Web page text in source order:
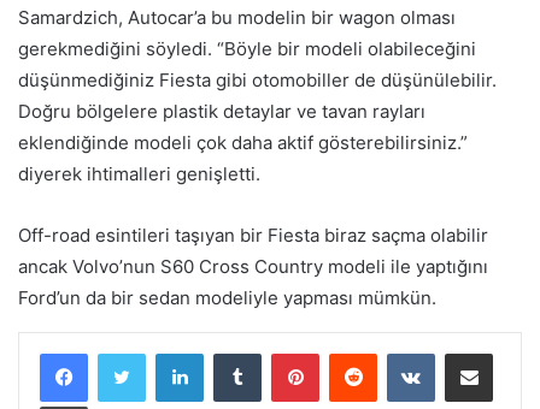
Samardzich, Autocar’a bu modelin bir wagon olması
gerekmediğini söyledi. “Böyle bir modeli olabileceğini
düşünmediğiniz Fiesta gibi otomobiller de düşünülebilir.
Doğru bölgelere plastik detaylar ve tavan rayları
eklendiğinde modeli çok daha aktif gösterebilirsiniz.”
diyerek ihtimalleri genişletti.
Off-road esintileri taşıyan bir Fiesta biraz saçma olabilir
ancak Volvo’nun S60 Cross Country modeli ile yaptığını
Ford’un da bir sedan modeliyle yapması mümkün.